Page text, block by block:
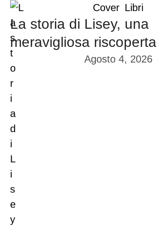
Cover Libri
La storia di Lisey, una
meravigliosa riscoperta
Agosto 4, 2026